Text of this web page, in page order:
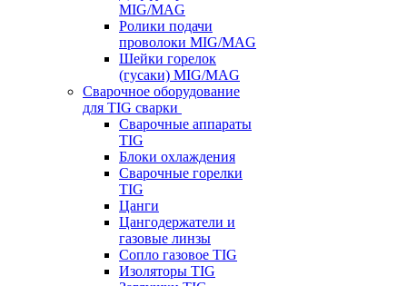
MIG/MAG
Ролики подачи
проволоки MIG/MAG
Шейки горелок
(гусаки) MIG/MAG
Сварочное оборудование
для TIG сварки
Сварочные аппараты
TIG
Блоки охлаждения
Сварочные горелки
TIG
Цанги
Цангодержатели и
газовые линзы
Сопло газовое TIG
Изоляторы TIG